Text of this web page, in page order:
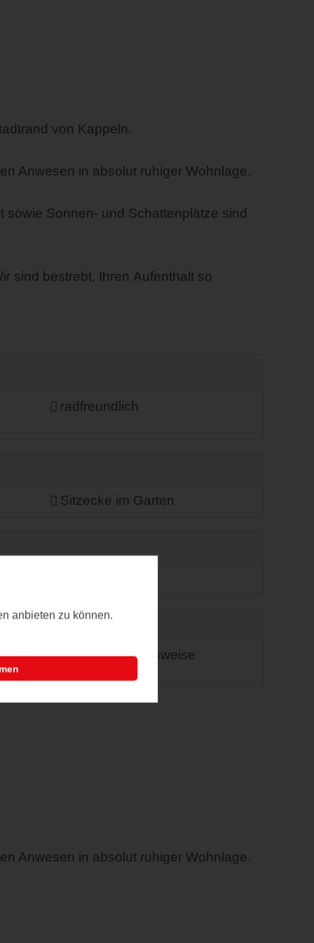
von Kappeln.
Anwesen in absolut ruhiger Wohnlage.
sowie Sonnen- und Schattenplätze sind
sind bestrebt, Ihren Aufenthalt so
radfreundlich
Sitzecke im Garten
Nachhaltige Bauweise
Anwesen in absolut ruhiger Wohnlage.
anbieten zu können.